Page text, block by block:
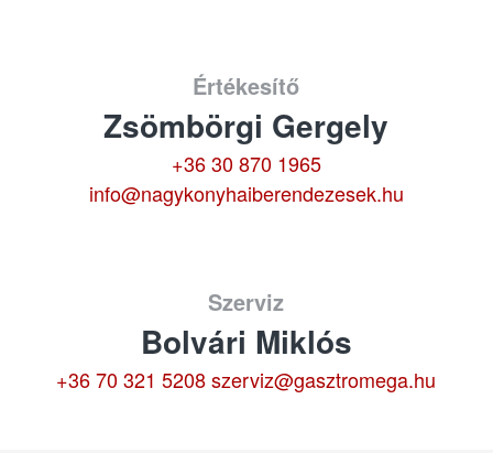
Értékesítő
Zsömbörgi Gergely
+36 30 870 1965
info@nagykonyhaiberendezesek.hu
Szerviz
Bolvári Miklós
+36 70 321 5208 szerviz@gasztromega.hu